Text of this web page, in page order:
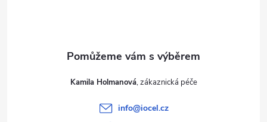
Kamila Holmanová
info@iocel.cz